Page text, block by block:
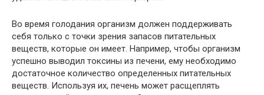
Во время голодания организм должен поддерживать
себя только с точки зрения запасов питательных
веществ, которые он имеет. Например, чтобы организм
успешно выводил токсины из печени, ему необходимо
достаточное количество определенных питательных
веществ. Используя их, печень может расщеплять